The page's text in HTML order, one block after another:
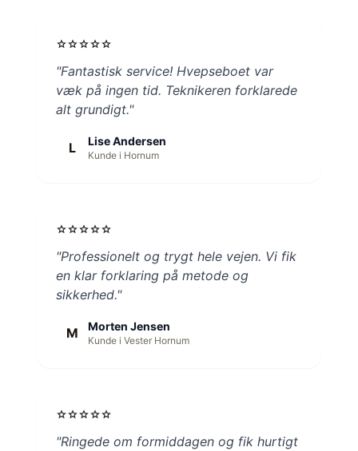
starstarstarstarstar
"Fantastisk service! Hvepseboet var
væk på ingen tid. Teknikeren forklarede
alt grundigt."
L Lise Andersen
Kunde i Hornum
starstarstarstarstar
"Professionelt og trygt hele vejen. Vi fik
en klar forklaring på metode og
sikkerhed."
M Morten Jensen
Kunde i Vester Hornum
starstarstarstarstar
"Ringede om formiddagen og fik hurtigt